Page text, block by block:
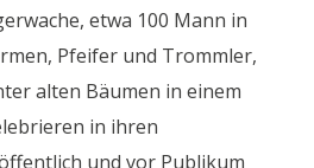
etwa 100 Mann in
Pfeifer und Trommler,
alten Bäumen in einem
in ihren
und vor Publikum